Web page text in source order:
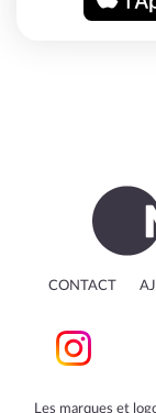
CONTACT
Les marques et